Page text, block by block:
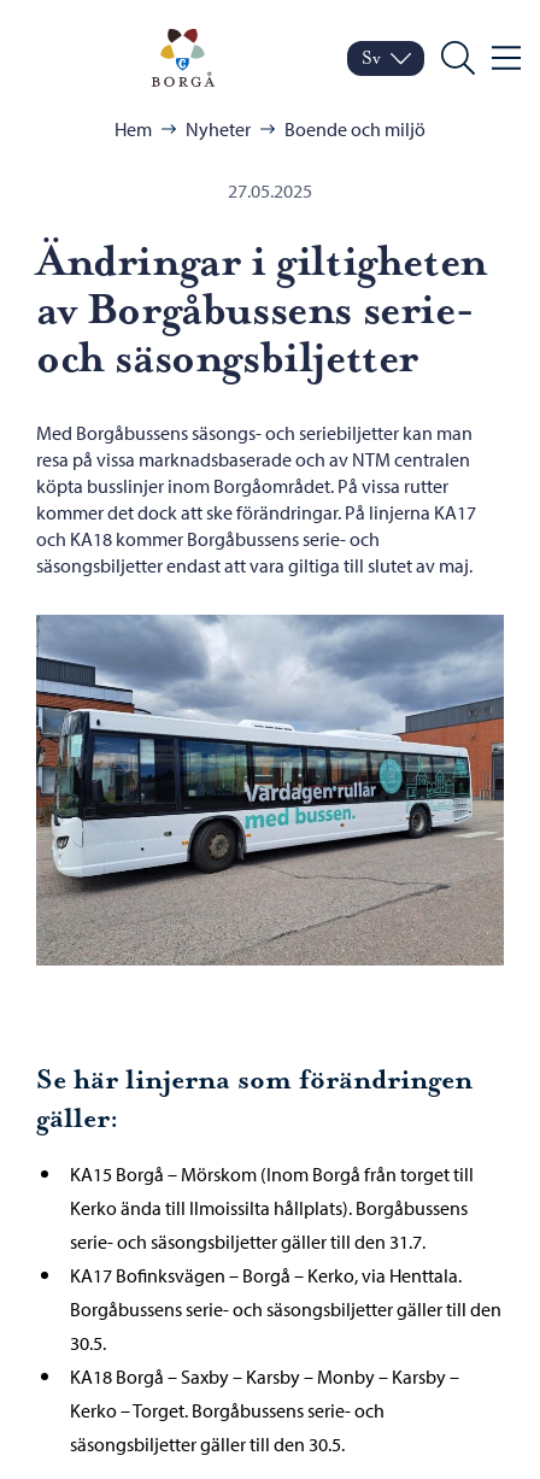
Porvoo – Gå till
Byt språk
Nuvarande språk:
Sv
Sök Meny
Hem Nyheter Boende och miljö
27.05.2025
Ändringar i giltigheten
av Borgåbussens serie-
och säsongsbiljetter
Med Borgåbussens säsongs- och seriebiljetter kan man
resa på vissa marknadsbaserade och av NTM centralen
köpta busslinjer inom Borgåområdet. På vissa rutter
kommer det dock att ske förändringar. På linjerna KA17
och KA18 kommer Borgåbussens serie- och
säsongsbiljetter endast att vara giltiga till slutet av maj.
Se här linjerna som förändringen
gäller:
KA15 Borgå – Mörskom (Inom Borgå från torget till
Kerko ända till Ilmoissilta hållplats). Borgåbussens
serie- och säsongsbiljetter gäller till den 31.7.
KA17 Bofinksvägen – Borgå – Kerko, via Henttala.
Borgåbussens serie- och säsongsbiljetter gäller till den
30.5.
KA18 Borgå – Saxby – Karsby – Monby – Karsby –
Kerko – Torget. Borgåbussens serie- och
säsongsbiljetter gäller till den 30.5.